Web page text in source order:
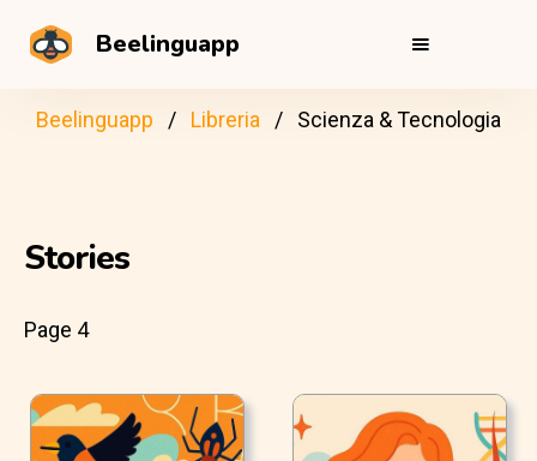
Beelinguapp
Beelinguapp Libreria Scienza & Tecnologia
Stories
Page 4